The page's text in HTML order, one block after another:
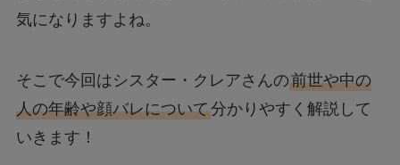
気になりますよね。
そこで今回はシスター・クレアさんの前世や中の
人の年齢や顔バレについて分かりやすく解説して
いきます！